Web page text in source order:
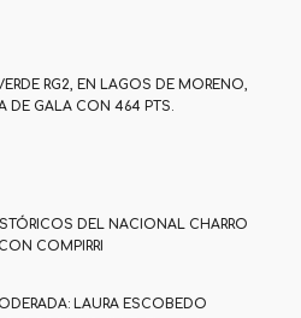
RG2, EN LAGOS DE MORENO,
DE GALA CON 464 PTS.
DEL NACIONAL CHARRO
COMPIRRI
LAURA ESCOBEDO